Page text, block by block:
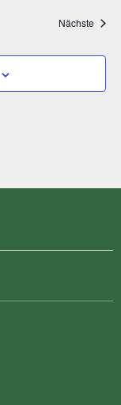
Nächste